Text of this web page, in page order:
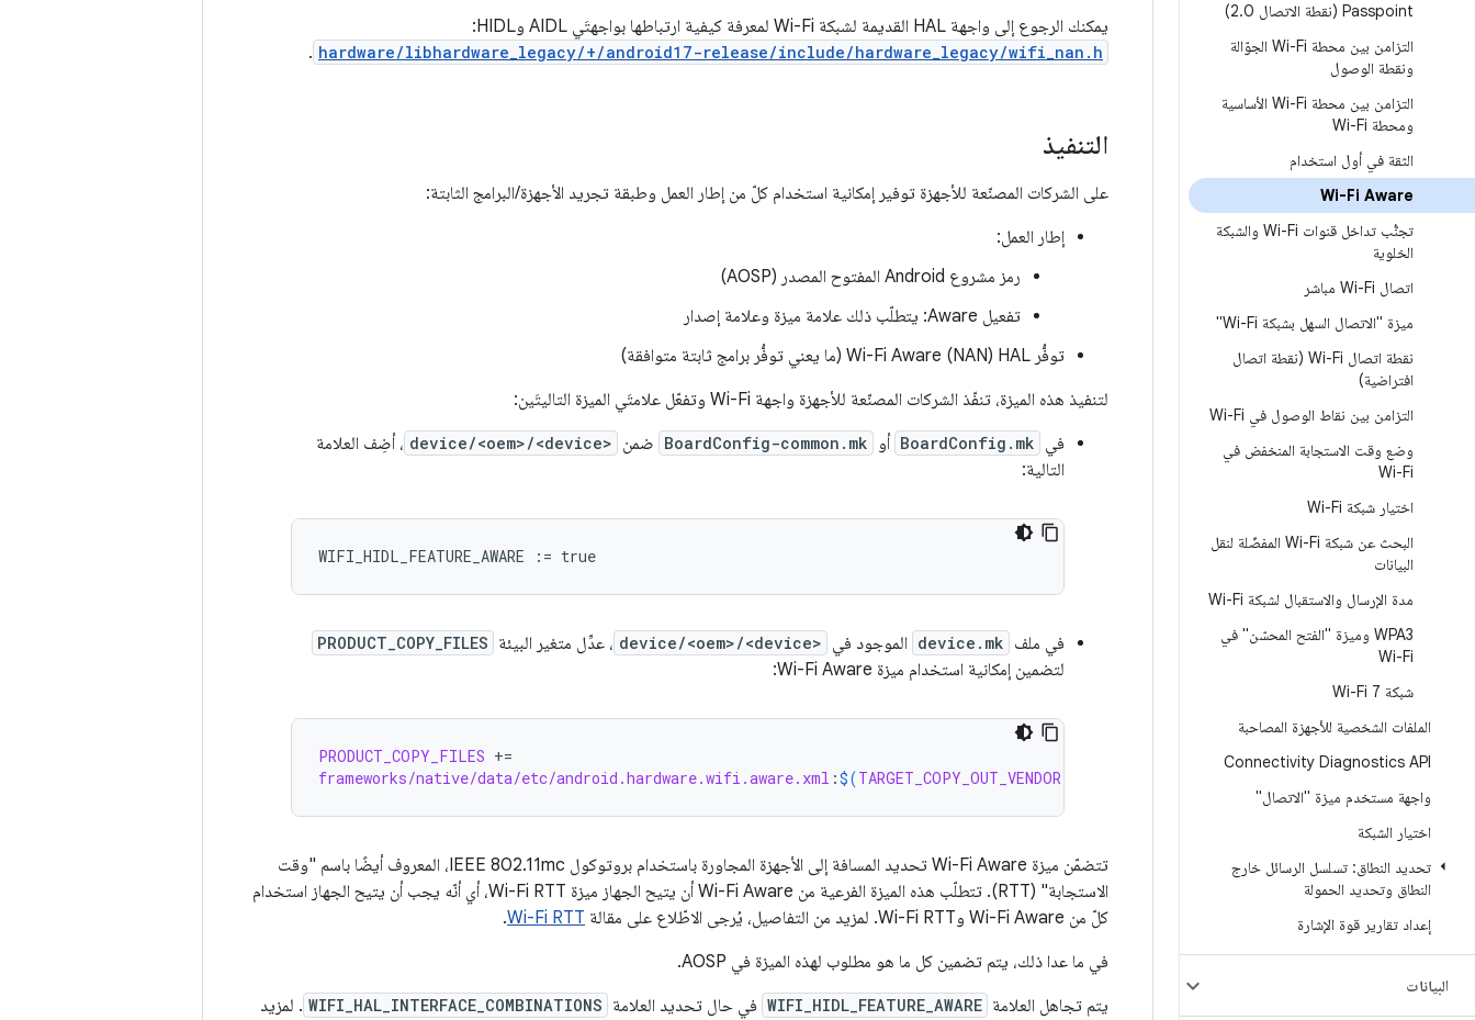
‫Passpoint (نقطة الاتصال 2
.0)
التزامن بين محطة Wi-Fi الجوّالة
ونقطة الوصول
التزامن بين محطة Wi-Fi الأساسية
ومحطة Wi-Fi
الثقة في أول استخدام
Wi-Fi Aware
تجنُّب تداخل قنوات Wi-Fi والشبكة
الخلوية
اتصال Wi-Fi مباشر
ميزة "الاتصال السهل بشبكة Wi-Fi"
نقطة اتصال Wi-Fi (نقطة اتصال
افتراضية)
التزامن بين نقاط الوصول في Wi-Fi
وضع وقت الاستجابة المنخفض في
Wi-Fi
اختيار شبكة Wi-Fi
البحث عن شبكة Wi-Fi المفضّلة لنقل
البيانات
مدة الإرسال والاستقبال لشبكة Wi-Fi
WPA3 وميزة "الفتح المحسّن" في
Wi-Fi
شبكة Wi-Fi 7
الملفات الشخصية للأجهزة المصاحبة
Connectivity Diagnostics API
واجهة مستخدم ميزة "الاتصال"
اختيار الشبكة
تحديد النطاق: تسلسل الرسائل خارج
النطاق وتحديد الحمولة
إعداد تقارير قوة الإشارة
البيانات
يمكنك الرجوع إلى واجهة HAL القديمة لشبكة Wi-Fi لمعرفة كيفية ارتباطها بواجهتَي AIDL وHIDL:
hardware/libhardware_legacy/+/android17-release/include/hardware_legacy/wifi_nan.h
.
التنفيذ
على الشركات المصنّعة للأجهزة توفير إمكانية استخدام كلّ من إطار العمل وطبقة تجريد الأجهزة/البرامج الثابتة:
إطار العمل:
رمز مشروع Android المفتوح المصدر (AOSP)
تفعيل Aware: يتطلّب ذلك علامة ميزة وعلامة إصدار
توفُّر Wi-Fi Aware (NAN) HAL (ما يعني توفُّر برامج ثابتة متوافقة)
لتنفيذ هذه الميزة، تنفّذ الشركات المصنّعة للأجهزة واجهة Wi-Fi وتفعّل علامتَي الميزة التاليتَين:
في BoardConfig.mk أو BoardConfig-common.mk ضمن device/<oem>/<device> ، أضِف العلامة
التالية:
WIFI_HIDL_FEATURE_AWARE := true
في ملف device.mk الموجود في device/<oem>/<device> ، عدِّل متغير البيئة PRODUCT_COPY_FILES
لتضمين إمكانية استخدام ميزة Wi-Fi Aware:
PRODUCT_COPY_FILES +=
frameworks/native/data/etc/android.hardware.wifi.aware.xml :$(TARGET_COPY_OUT_VENDOR hardware
تتضمّن ميزة Wi-Fi Aware تحديد المسافة إلى الأجهزة المجاورة باستخدام بروتوكول IEEE 802.11mc، المعروف أيضًا باسم "وقت
الاستجابة" (RTT). تتطلّب هذه الميزة الفرعية من Wi-Fi Aware أن يتيح الجهاز ميزة Wi-Fi RTT، أي أنّه يجب أن يتيح الجهاز استخدام
كلّ من Wi-Fi Aware وWi-Fi RTT. لمزيد من التفاصيل، يُرجى الاطّلاع على مقالة
Wi-Fi RTT
.
في ما عدا ذلك، يتم تضمين كل ما هو مطلوب لهذه الميزة في AOSP.
يتم تجاهل العلامة WIFI_HIDL_FEATURE_AWARE في حال تحديد العلامة WIFI_HAL_INTERFACE_COMBINATIONS . لمزيد